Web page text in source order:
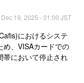
Dec 19 2025 -01:00 JST
におけるシステ
め、VISAカードでの
帯において停止され